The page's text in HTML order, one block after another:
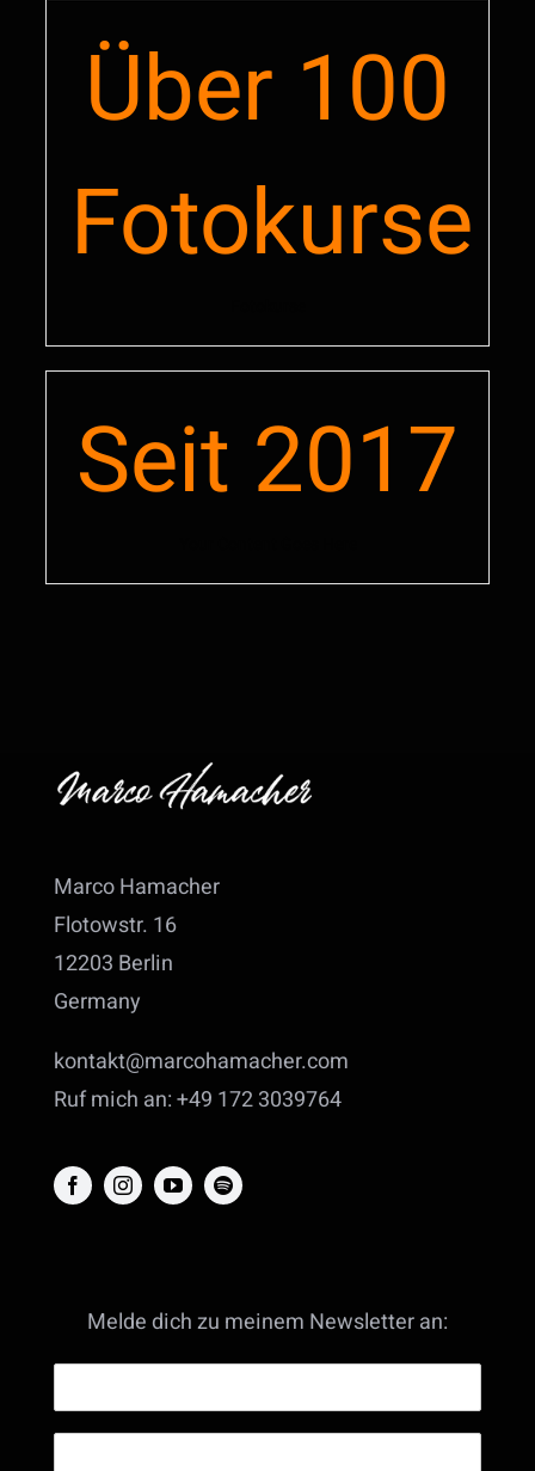
100
Fotokurse
Seit 2017
Marco Hamacher
Flotowstr. 16
12203 Berlin
Germany
kontakt@marcohamacher.com
Ruf mich an: +49 172 3039764
Melde dich zu meinem Newsletter an: